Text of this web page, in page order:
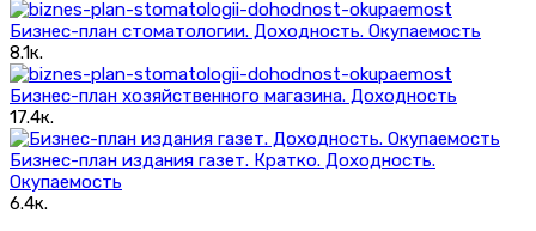
Бизнес-план стоматологии. Доходность. Окупаемость
8.1к.
Бизнес-план хозяйственного магазина. Доходность
17.4к.
Бизнес-план издания газет. Кратко. Доходность.
Окупаемость
6.4к.